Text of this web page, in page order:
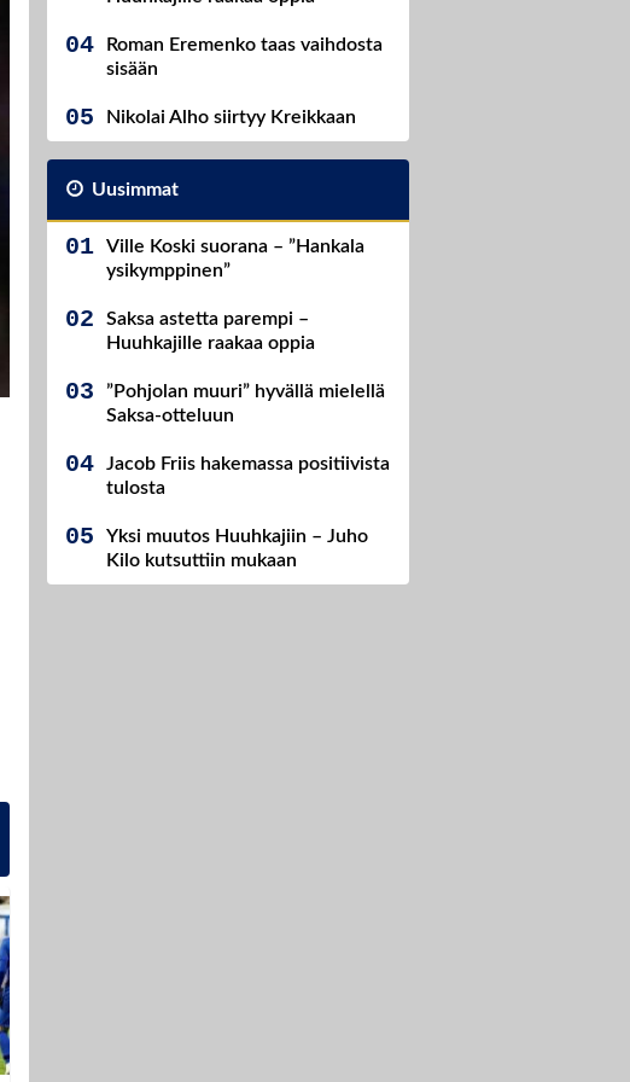
Roman Eremenko taas vaihdosta
sisään
Nikolai Alho siirtyy Kreikkaan
Uusimmat
Ville Koski suorana – ”Hankala
ysikymppinen”
Saksa astetta parempi –
Huuhkajille raakaa oppia
”Pohjolan muuri” hyvällä mielellä
Saksa-otteluun
Jacob Friis hakemassa positiivista
tulosta
Yksi muutos Huuhkajiin – Juho
Kilo kutsuttiin mukaan